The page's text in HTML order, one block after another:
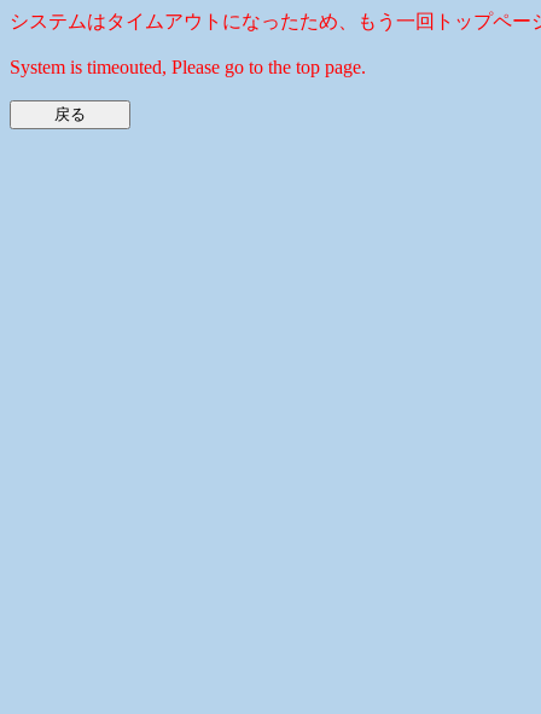
システムはタイムアウトになったため、もう一回トップペー
System is timeouted, Please go to the top page.